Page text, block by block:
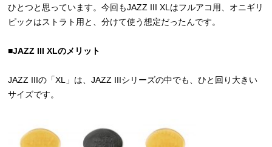
ひとつと思っています。今回もJAZZ III XLはフルアコ用、オニギリ
ピックはストラト用と、分けて使う想定だったんです。
■JAZZ III XLのメリット
JAZZ IIIの「XL」は、JAZZ IIIシリーズの中でも、ひと回り大きい
サイズです。